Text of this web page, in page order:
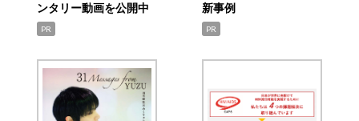
ンタリー動画を公開中
PR
新事例
PR